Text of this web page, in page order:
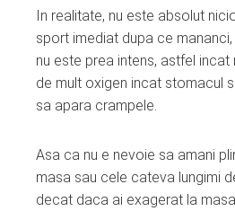
In realitate, nu este absolut
sport imediat dupa ce
nu este prea intens, astfel
de mult oxigen incat stomacul
sa apara crampele.
Asa ca nu e nevoie sa amani
masa sau cele cateva lungimi
decat daca ai exagerat la